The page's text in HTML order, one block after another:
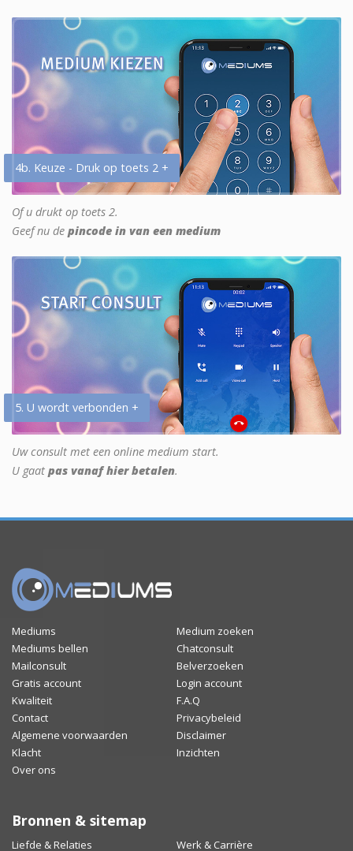
4b. Keuze - Druk op toets 2 +
Of u drukt op toets 2.
Geef nu de pincode in van een medium
5. U wordt verbonden +
Uw consult met een online medium start.
U gaat pas vanaf hier betalen.
Mediums
Medium zoeken
Mediums bellen
Chatconsult
Mailconsult
Belverzoeken
Gratis account
Login account
Kwaliteit
F.A.Q
Contact
Privacybeleid
Algemene voorwaarden
Disclaimer
Klacht
Inzichten
Over ons
Bronnen & sitemap
Liefde & Relaties Werk & Carrière